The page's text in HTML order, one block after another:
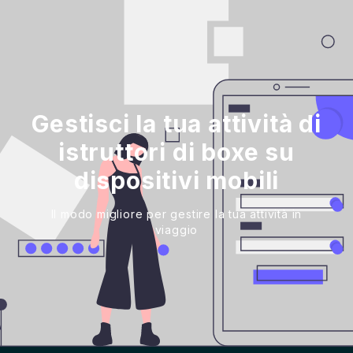
Gestisci la tua attività di
istruttori di boxe su
dispositivi mobili
Il modo migliore per gestire la tua attività in
viaggio